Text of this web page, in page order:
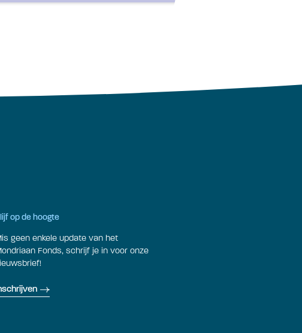
op de hoogte
geen enkele update van het
Fonds, schrijf je in voor onze